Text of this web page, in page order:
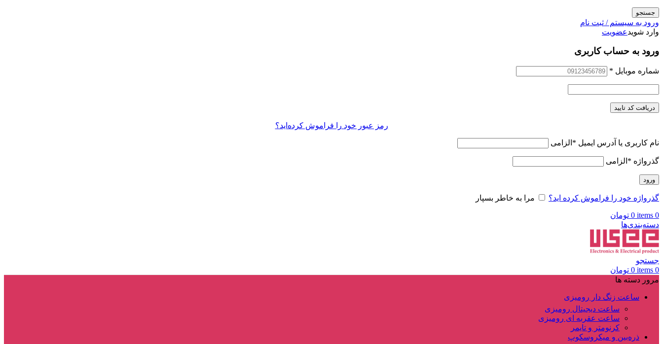
جستجو
ورود به سیستم / ثبت نام
وارد شویدعضویت
ورود به حساب کاربری
شماره موبایل *
دریافت کد تایید
رمز عبور خود را فراموش کرده‌اید؟
نام کاربری یا آدرس ایمیل * الزامی
گذرواژه * الزامی
ورود
گذرواژه خود را فراموش کرده اید؟ مرا به خاطر بسپار
0
items
0 تومان
دسته‌بندی‌ها
جستجو
0
items
0 تومان
مرور دسته ها
ساعت زنگ دار رومیزی
ساعت دیجیتال رومیزی
ساعت عقربه ای رومیزی
کرنومتر و تایمر
ذره‌بین و میکروسکوپ